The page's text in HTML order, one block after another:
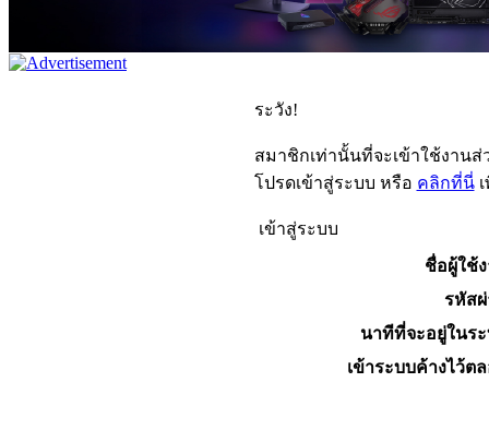
ระวัง!
สมาชิกเท่านั้นที่จะเข้าใช้งานส่
โปรดเข้าสู่ระบบ หรือ คลิกที่นี่เ
เข้าสู่ระบบ
ชื่อผู้ใช้
รหัส
นาทีที่จะอยู่ในร
เข้าระบบค้างไว้ต